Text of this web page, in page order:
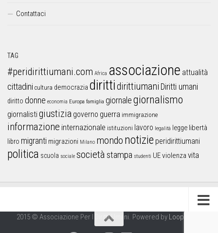
Contattaci
TAG
#peridirittiumani.com Africa associazione attualità
cittadini cultura democrazia dirittidirittiumani Diritti umani
diritto donne economia Europa famiglia giornalegiornalismo
giornalistigiustizia governo guerra immigrazione
informazione internazionale istituzioni lavoro legalità legge libertà
libro migranti migrazioni Milano mondo notizie peridirittiumani
politica scuola sociale società stampa studenti UEviolenza vita
2015 © Associazione Per I Diritti Umani. Powered by Looproject